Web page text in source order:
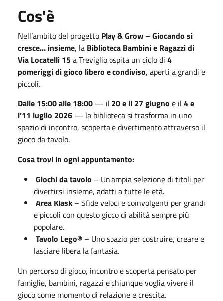
Cos'è
Nell’ambito del progetto Play & Grow – Giocando si
cresce… insieme, la Biblioteca Bambini e Ragazzi di
Via Locatelli 15a Treviglio ospita un ciclo di 4
pomeriggi di gioco libero e condiviso, aperti a grandi e
piccoli.
Dalle 15:00 alle 18:00 — il 20 e il 27 giugno e il 4 e
l’11 luglio 2026 — la biblioteca si trasforma in uno
spazio di incontro, scoperta e divertimento attraverso il
gioco da tavolo.
Cosa trovi in ogni appuntamento:
Giochi da tavolo – Un’ampia selezione di titoli per
divertirsi insieme, adatti a tutte le età.
Area Klask – Sfide veloci e coinvolgenti per grandi
e piccoli con questo gioco di abilità sempre più
popolare.
Tavolo Lego® – Uno spazio per costruire, creare e
lasciare libera la fantasia.
Un percorso di gioco, incontro e scoperta pensato per
famiglie, bambini, ragazzi e chiunque voglia vivere il
gioco come momento di relazione e crescita.